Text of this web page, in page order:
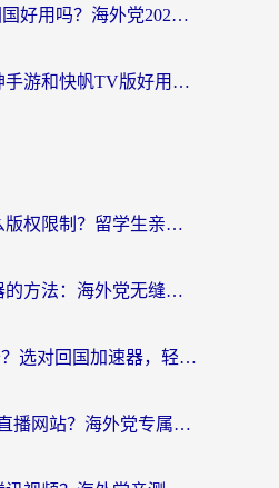
ChickCN和海外回国好用吗？海外党2026亲测：从手游到影音，选对加速器的3个关键
海外党必看：雷神手游和快帆TV版好用吗？3步选对回国加速器不踩坑
酷狗在海外用怎么版权限制？留学生亲测：3步解决听国内音乐难题
国外用微信加速器的方法：海外党无缝连接国内生活的实用指南
国外看芒果tv总卡？选对回国加速器，轻松追《浪姐》不费劲
在国外怎么看nba直播网站？海外党专属体育观赛指南，告别地区限制！